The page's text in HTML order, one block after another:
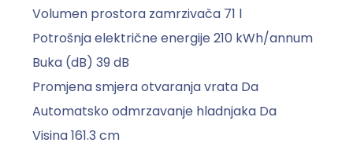
2
P
W
4
o
Volumen prostora zamrzivača 71 l
Potrošnja električne energije210 kWh/annum
Buka (dB) 39 dB
Promjena smjera otvaranja vrata Da
Automatsko odmrzavanje hladnjaka Da
Visina161.3 cm